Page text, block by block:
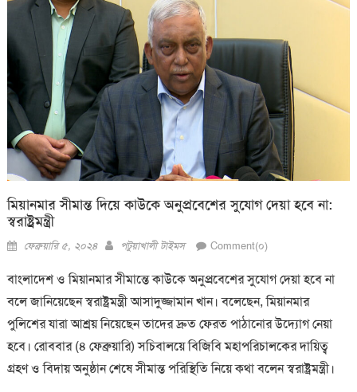
মিয়ানমার সীমান্ত দিয়ে কাউকে অনুপ্রবেশের সুযোগ দেয়া হবে না:
স্বরাষ্ট্রমন্ত্রী
Posted
ফেব্রুয়ারি ৫, ২০২৪ Author
পটুয়াখালী টাইমস Comment(০)
বাংলাদেশ ও মিয়ানমার সীমান্তে কাউকে অনুপ্রবেশের সুযোগ দেয়া হবে না
বলে জানিয়েছেন স্বরাষ্ট্রমন্ত্রী আসাদুজ্জামান খান। বলেছেন, মিয়ানমার
পুলিশের যারা আশ্রয় নিয়েছেন তাদের দ্রুত ফেরত পাঠানোর উদ্যোগ নেয়া
হবে। রোববার (৪ ফেব্রুয়ারি) সচিবালয়ে বিজিবি মহাপরিচালকের দায়িত্ব
গ্রহণ ও বিদায় অনুষ্ঠান শেষে সীমান্ত পরিস্থিতি নিয়ে কথা বলেন স্বরাষ্ট্রমন্ত্রী।